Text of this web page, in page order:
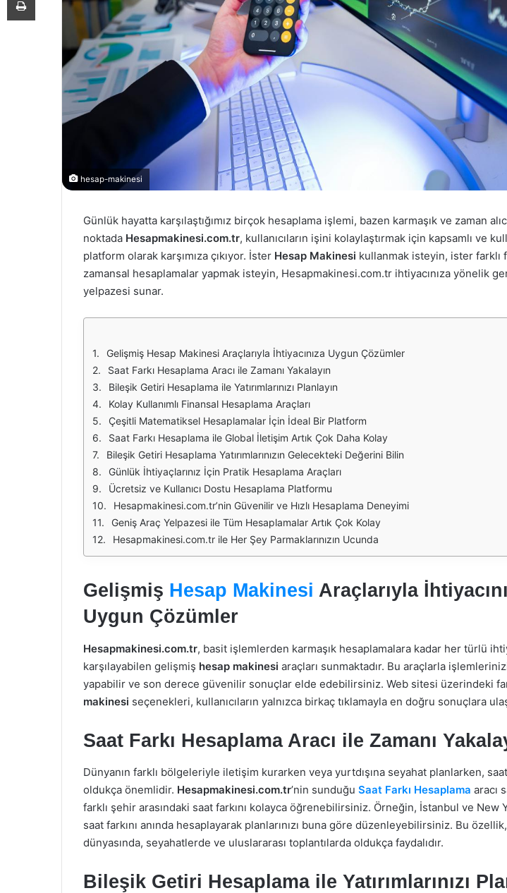
hesap-makinesi
Günlük hayatta karşılaştığımız birçok hesaplama işlemi, bazen karmaşık ve zaman
noktada Hesapmakinesi.com.tr, kullanıcıların işini kolaylaştırmak için kapsamlı ve
platform olarak karşımıza çıkıyor. İster Hesap Makinesi kullanmak isteyin, ister farklı
zamansal hesaplamalar yapmak isteyin, Hesapmakinesi.com.tr ihtiyacınıza yönelik
yelpazesi sunar.
Gelişmiş Hesap Makinesi Araçlarıyla İhtiyacınıza Uygun Çözümler
Saat Farkı Hesaplama Aracı ile Zamanı Yakalayın
Bileşik Getiri Hesaplama ile Yatırımlarınızı Planlayın
Kolay Kullanımlı Finansal Hesaplama Araçları
Çeşitli Matematiksel Hesaplamalar İçin İdeal Bir Platform
Saat Farkı Hesaplama ile Global İletişim Artık Çok Daha Kolay
Bileşik Getiri Hesaplama Yatırımlarınızın Gelecekteki Değerini Bilin
Günlük İhtiyaçlarınız İçin Pratik Hesaplama Araçları
Ücretsiz ve Kullanıcı Dostu Hesaplama Platformu
Hesapmakinesi.com.tr’nin Güvenilir ve Hızlı Hesaplama Deneyimi
Geniş Araç Yelpazesi ile Tüm Hesaplamalar Artık Çok Kolay
Hesapmakinesi.com.tr ile Her Şey Parmaklarınızın Ucunda
Gelişmiş Hesap Makinesi Araçlarıyla
Uygun Çözümler
Hesapmakinesi.com.tr, basit işlemlerden karmaşık hesaplamalara kadar her türlü
karşılayabilen gelişmiş hesap makinesi araçları sunmaktadır. Bu araçlarla
yapabilir ve son derece güvenilir sonuçlar elde edebilirsiniz. Web sitesi üzerindeki
makinesi seçenekleri, kullanıcıların yalnızca birkaç tıklamayla en doğru sonuçlara
Saat Farkı Hesaplama Aracı ile Zamanı
Dünyanın farklı bölgeleriyle iletişim kurarken veya yurtdışına seyahat planlarken,
oldukça önemlidir. Hesapmakinesi.com.tr’nin sunduğu Saat Farkı Hesaplama aracı
farklı şehir arasındaki saat farkını kolayca öğrenebilirsiniz. Örneğin, İstanbul ve New
saat farkını anında hesaplayarak planlarınızı buna göre düzenleyebilirsiniz. Bu
dünyasında, seyahatlerde ve uluslararası toplantılarda oldukça faydalıdır.
Bileşik Getiri Hesaplama ile Yatırımlarınızı